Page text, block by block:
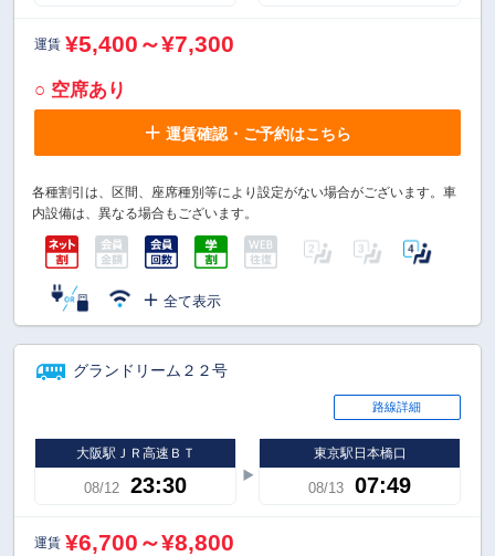
運賃 ¥5,400～¥7,300
○ 空席あり
運賃確認・ご予約はこちら
各種割引は、区間、座席種別等により設定がない場合がございます。車
内設備は、異なる場合もございます。
全て表示
グランドリーム２２号
路線詳細
大阪駅ＪＲ高速ＢＴ
08/12 23:30
東京駅日本橋口
08/13 07:49
運賃 ¥6,700～¥8,800